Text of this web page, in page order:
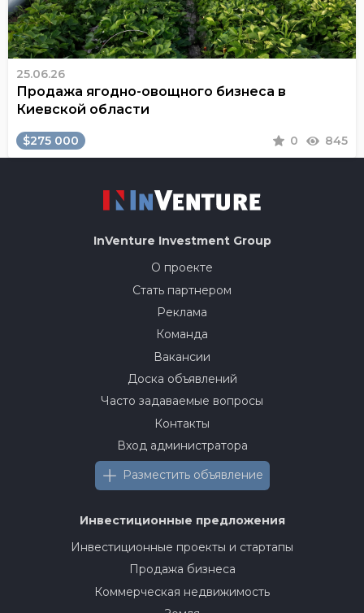
25.06.26
Продажа ягодно-овощного бизнеса в
Киевской области
$275 000 0 845
InVenture Investment Group
О проекте
Стать партнером
Реклама
Команда
Вакансии
Доска объявлений
Часто задаваемые вопросы
Контакты
Вход администратора
Разместить объявление
Инвестиционные предложения
Инвестиционные проекты и стартапы
Продажа бизнеса
Коммерческая недвижимость